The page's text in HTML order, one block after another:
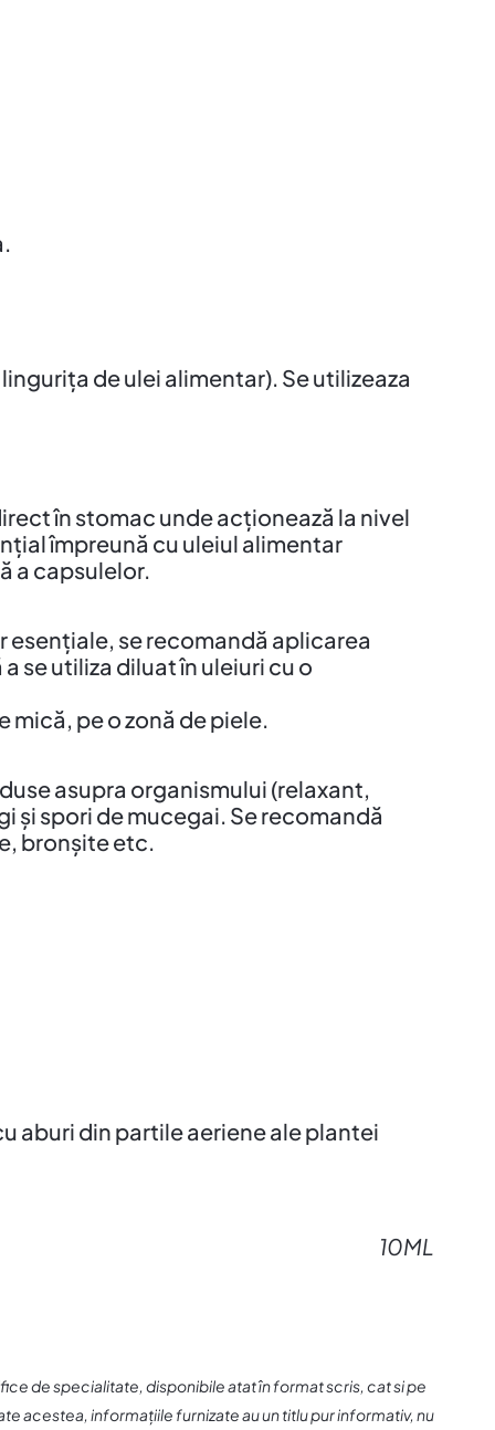
de ulei alimentar). Se utilizeaza
în stomac unde acționează la nivel
împreună cu uleiul alimentar
a capsulelor.
esențiale, se recomandă aplicarea
se utiliza diluat în uleiuri cu o
mică, pe o zonă de piele.
asupra organismului (relaxant,
spori de mucegai. Se recomandă
bronșite etc.
aburi din partile aeriene ale plantei
10ML
de specialitate, disponibile atat în format scris, cat si pe
acestea, informațiile furnizate au un titlu pur informativ, nu